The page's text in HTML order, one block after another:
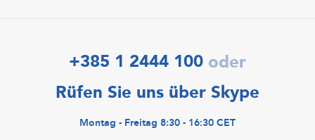
+385 1 2444 100 oder
Rüfen Sie uns über Skype
Montag - Freitag 8:30 - 16:30 CET